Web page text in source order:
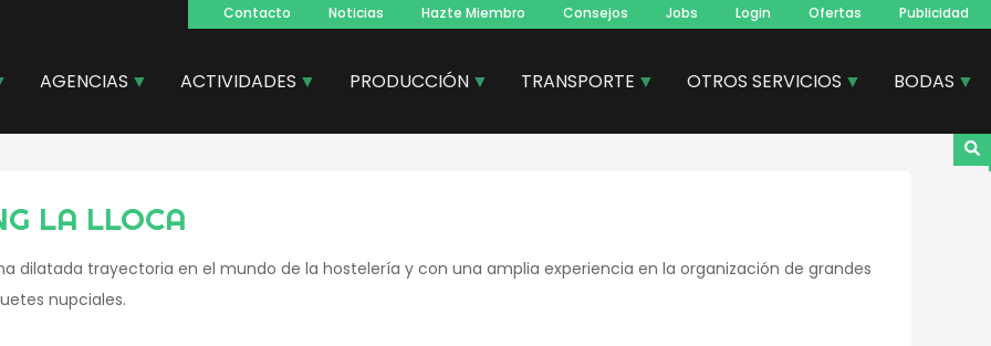
Navegacion
principal
Contacto Noticias Hazte Miembro Consejos Jobs Login Ofertas Publicidad
AGENCIAS ACTIVIDADES PRODUCCIÓN TRANSPORTE OTROS SERVICIOS BODAS
LA LLOCA
dilatada trayectoria en el mundo de la hostelería y con una amplia experiencia en la organización de grandes
nupciales.